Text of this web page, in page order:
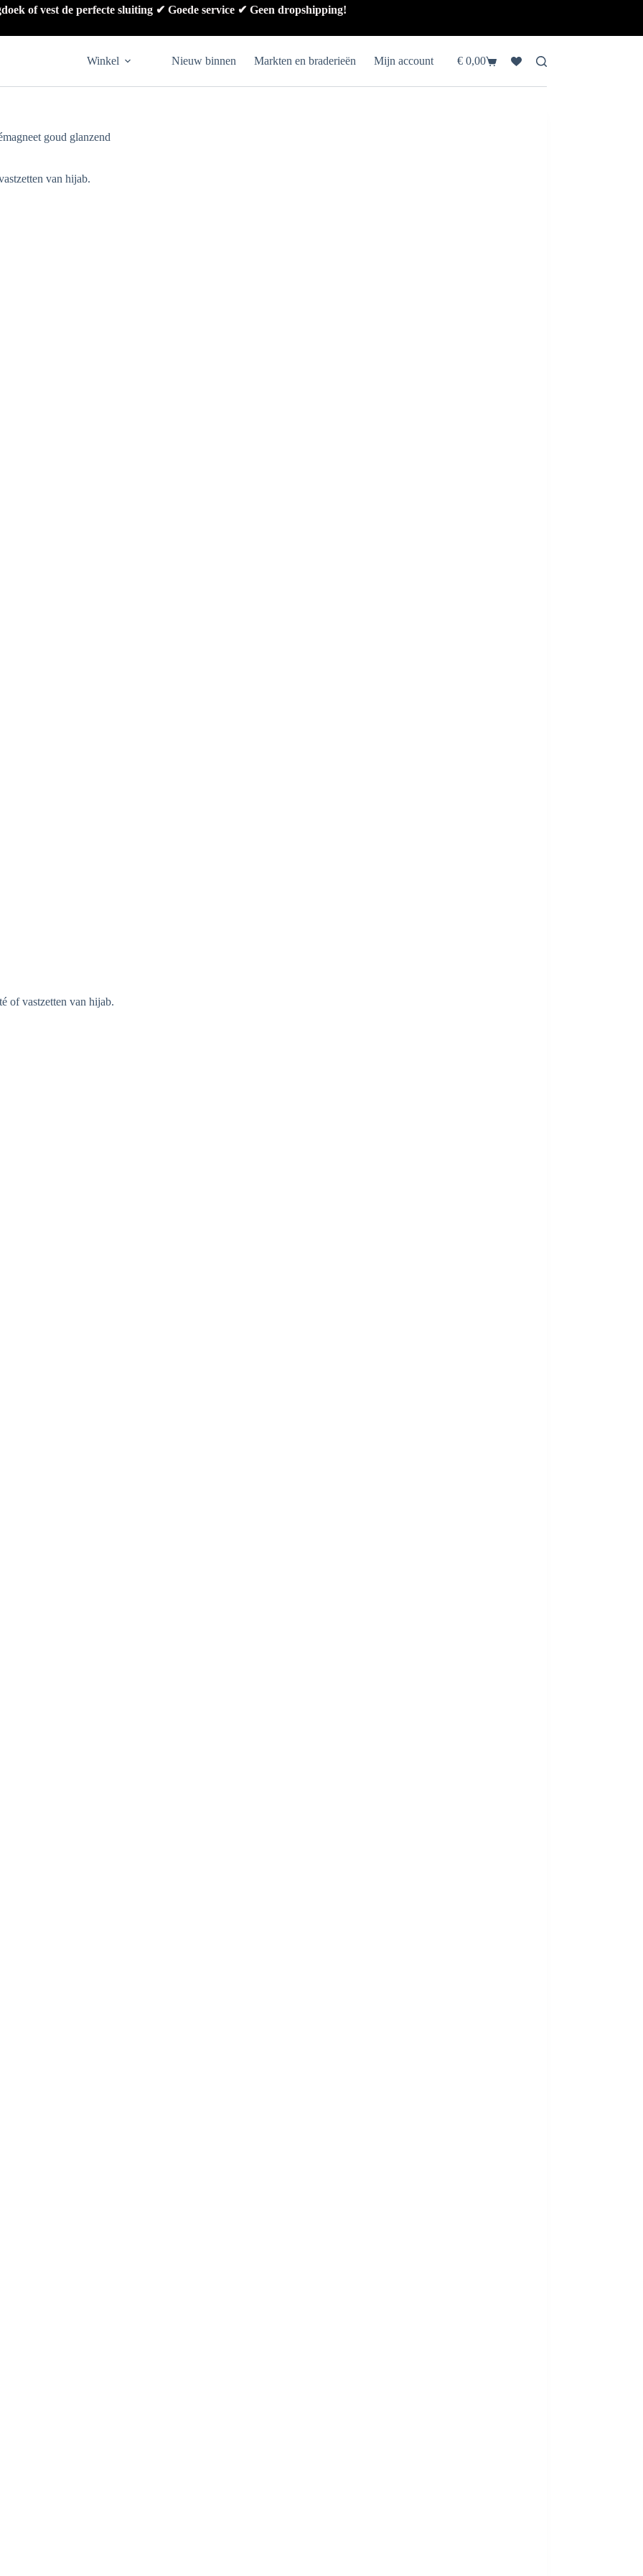
of vest de perfecte sluiting ✔ Goede service ✔ Geen dropshipping!
Winkel Nieuw binnen Markten en braderieën Mijn account Winkelwagen
€0,00
goud glanzend